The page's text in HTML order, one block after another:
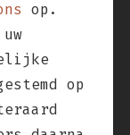
op.
op